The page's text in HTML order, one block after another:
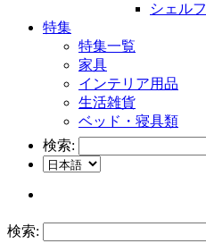
シェルフ
特集
特集一覧
家具
インテリア用品
生活雑貨
ベッド・寝具類
検索:
検索: